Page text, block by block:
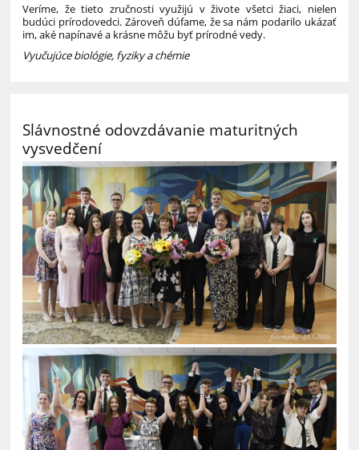
Veríme, že tieto zručnosti využijú v živote všetci žiaci, nielen
budúci prírodovedci. Zároveň dúfame, že sa nám podarilo ukázať
im, aké napínavé a krásne môžu byť prírodné vedy.
Vyučujúce biológie, fyziky a chémie
Slávnostné odovzdávanie maturitných
vysvedčení